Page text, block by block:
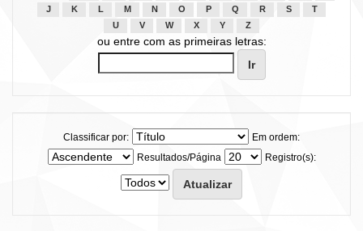
J
K L M N O P Q R S
T
U
V W X Y Z
ou entre com as primeiras letras:
Classificar por:
Em ordem:
Resultados/Página
Registro(s):